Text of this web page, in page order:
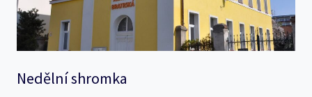
Nedělní shromka